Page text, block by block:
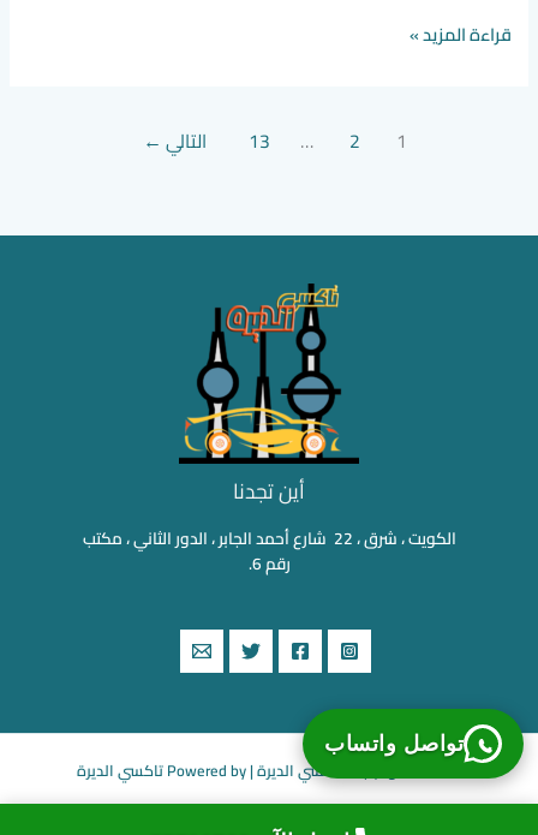
قراءة المزيد »
1
2
…
13 التالي ←
أين تجدنا
الكويت ، شرق ، 22 شارع أحمد الجابر ، الدور الثاني ، مكتب
رقم 6.
تواصل واتساب